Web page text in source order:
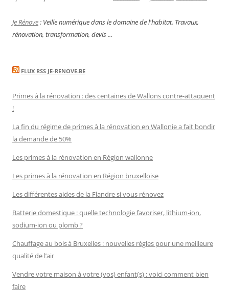
Je Rénove: Veille numérique dans le domaine de l'habitat. Travaux,
rénovation, transformation, devis ...
FLUX RSS JE-RENOVE.BE
Primes à la rénovation : des centaines de Wallons contre-attaquent
!
La fin du régime de primes à la rénovation en Wallonie a fait bondir
la demande de 50%
Les primes à la rénovation en Région wallonne
Les primes à la rénovation en Région bruxelloise
Les différentes aides de la Flandre si vous rénovez
Batterie domestique : quelle technologie favoriser, lithium-ion,
sodium-ion ou plomb ?
Chauffage au bois à Bruxelles : nouvelles règles pour une meilleure
qualité de l’air
Vendre votre maison à votre (vos) enfant(s) : voici comment bien
faire